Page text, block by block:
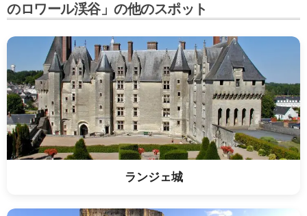
のロワール渓谷」の他のスポット
ランジェ城